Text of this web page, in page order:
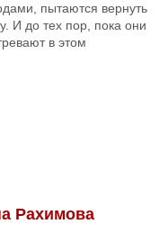
пытаются вернуть
И до тех пор, пока они
в этом
Рахимова